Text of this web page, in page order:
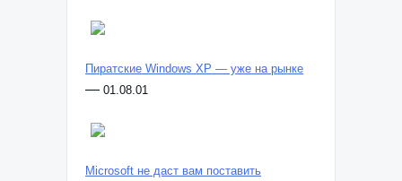
Пиратские Windows XP — уже на рынке
— 01.08.01
Microsoft не даст вам поставить